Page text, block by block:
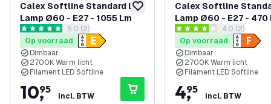
toevoegen aan verlanglijst
Calex Softline Standard LED
Lamp Ø60 - E27 - 1055 Lm
reviews drawer openen
5 score sterren5.0 (2)
Op voorraad
Dimbaar
2700K Warm licht
Filament LED Softline
10,
95
incl. BTW
Calex Softline
Lamp Ø60 - E27 - 470
reviews
4 score sterren4.0 (2)
Op voorraad
Dimbaar
2700K Warm licht
Filament LED Softline
4,
95
incl. BTW